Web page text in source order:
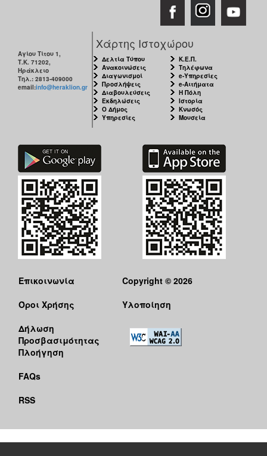
Αγίου Τίτου 1,
Τ.Κ. 71202,
Ηράκλειο
Τηλ.: 2813-409000
email:info@heraklion.gr
Χάρτης Ιστοχώρου
Δελτία Τύπου
Ανακοινώσεις
Διαγωνισμοί
Προσλήψεις
Διαβουλεύσεις
Εκδηλώσεις
Ο Δήμος
Υπηρεσίες
Κ.Ε.Π.
Τηλέφωνα
e-Υπηρεσίες
e-Αιτήματα
Η Πόλη
Ιστορία
Κνωσός
Μουσεία
Επικοινωνία
Όροι Χρήσης
Δήλωση
Προσβασιμότητας
Πλοήγηση
FAQs
RSS
Copyright © 2026
Υλοποίηση